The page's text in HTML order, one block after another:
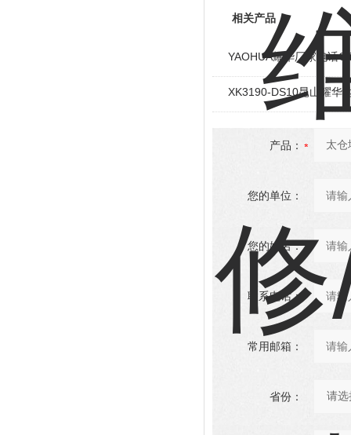
相关产品
YAOHUA耀华厂家电话
XK3190-DS10昆山耀华
产品：
您的单位：
您的姓名：
联系电话：
常用邮箱：
省份：